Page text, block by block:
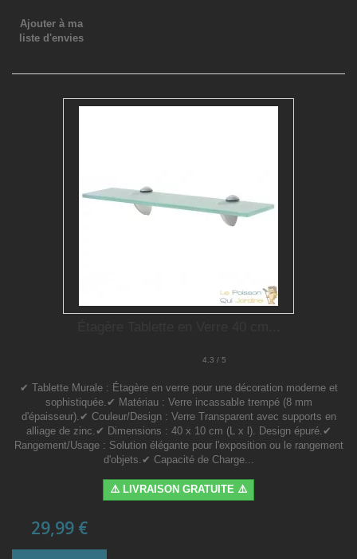
Ajouter à ma
liste d'envies
4.3 / 5
✔ Tablette Murale : Étagère en verre pour une décoration moderne et
sophistiquée.✔ Matériau : Verre incassable trempé (8 mm
d'épaisseur).✔ Couleur/Design : Verre Transparent avec supports en
alliage de zinc.✔ Dimensions : 40 x 10 cm (L x l). Design épuré.✔
Rangement/Usage : Solution élégante pour l'exposition ou le rangement
d'objets.✔ Capacité de Charge...
⚠️ LIVRAISON GRATUITE ⚠️
29,99 €